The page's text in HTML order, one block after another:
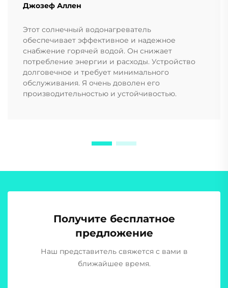
Джозеф Аллен
Этот солнечный водонагреватель
обеспечивает эффективное и надежное
снабжение горячей водой. Он снижает
потребление энергии и расходы. Устройство
долговечное и требует минимального
обслуживания. Я очень доволен его
производительностью и устойчивостью.
Получите бесплатное
предложение
Наш представитель свяжется с вами в
ближайшее время.